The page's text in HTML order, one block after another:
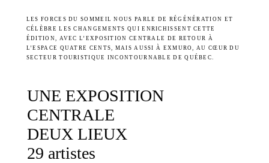
LES FORCES DU SOMMEIL NOUS PARLE DE RÉGÉNÉRATION ET
CÉLÈBRE LES CHANGEMENTS QUI ENRICHISSENT CETTE
ÉDITION, AVEC L’EXPOSITION CENTRALE DE RETOUR À
L’ESPACE QUATRE CENTS, MAIS AUSSI À EXMURO, AU CŒUR DU
SECTEUR TOURISTIQUE INCONTOURNABLE DE QUÉBEC.
UNE EXPOSITION
CENTRALE
DEUX LIEUX
29 artistes